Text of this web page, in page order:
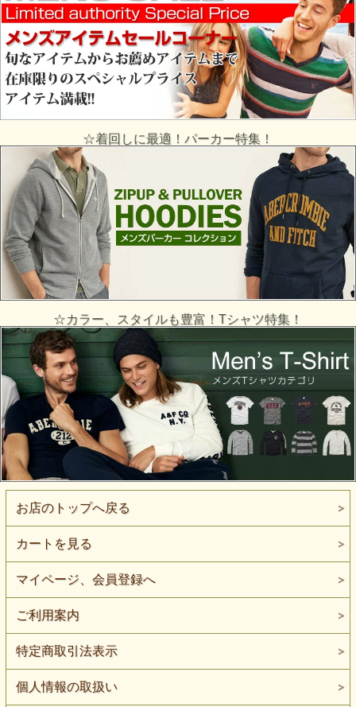
☆着回しに最適！パーカー特集！
☆カラー、スタイルも豊富！Tシャツ特集！
お店のトップへ戻る
カートを見る
マイページ、会員登録へ
ご利用案内
特定商取引法表示
個人情報の取扱い